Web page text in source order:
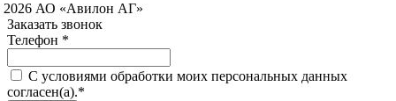
АО «Авилон АГ»
Заказать звонок
Телефон *
C условиями обработки моих персональных данных
согласен(а).*